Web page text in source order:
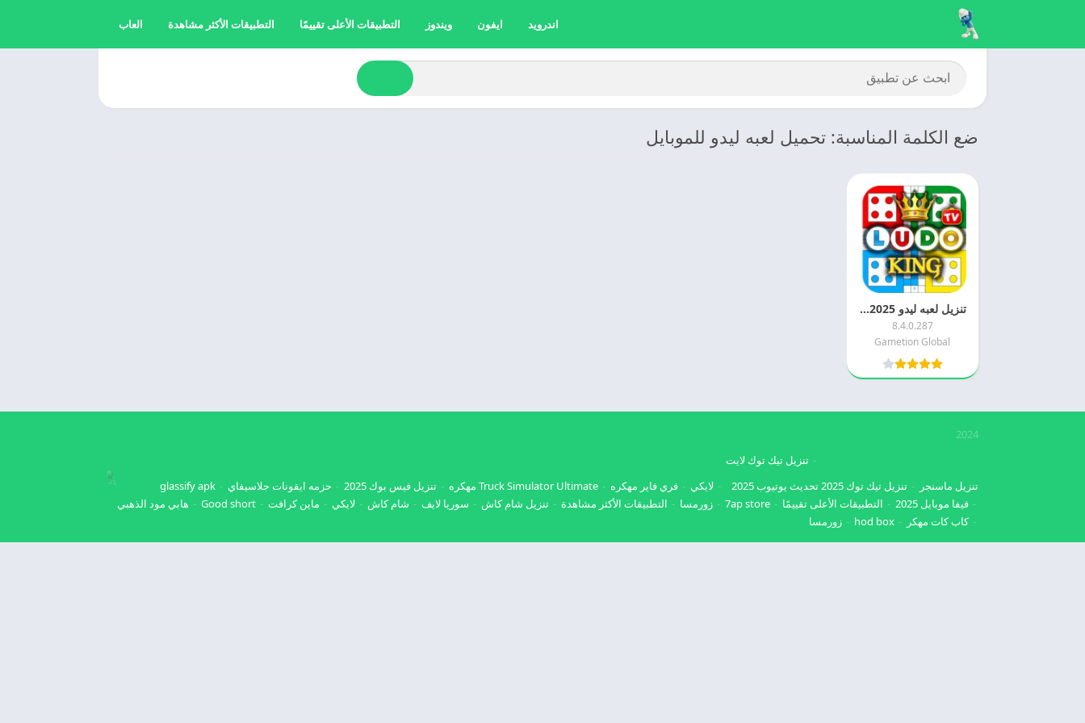
اندرويد ايفون ويندوز التطبيقات الأعلى تقييمًا التطبيقات الأكثر مشاهدة العاب
ضع الكلمة المناسبة: تحميل لعبه ليدو للموبايل
تنزيل لعبه ليدو 2025 Ludo King مهكره اخر اصدار مجانا
8.4.0.287
Gametion Global
2024
تنزيل ماسنجر تنزيل تيك توك 2025
تنزيل تيك توك لايت
تحديث يوتيوب 2025
لايكي فري فاير مهكره Truck Simulator Ultimate مهكره تنزيل فيس بوك 2025 حزمه ايقونات جلاسيفاي
glassify apk
فيفا موبايل 2025
التطبيقات الأعلى تقييمًا 7ap store زورمسا التطبيقات الأكثر مشاهدة تنزيل شام كاش سوريا لايف شام كاش لايكي ماين كرافت Good short
هابي مود الذهبي
كاب كات مهكر
hod box زورمسا